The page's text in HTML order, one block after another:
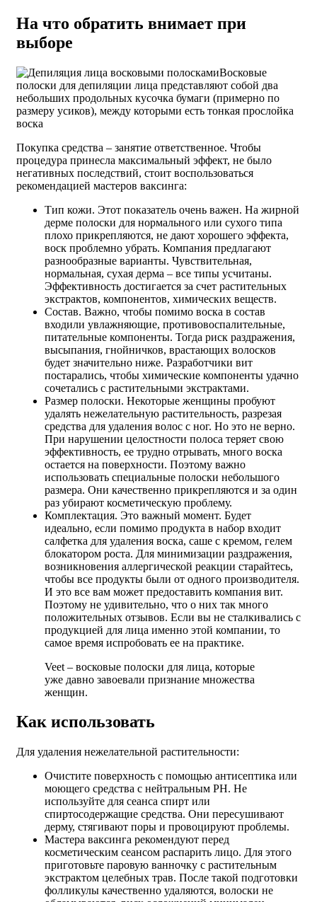
На что обратить внимает при
выборе
Восковые
полоски для депиляции лица представляют собой два
небольших продольных кусочка бумаги (примерно по
размеру усиков), между которыми есть тонкая прослойка
воска
Покупка средства – занятие ответственное. Чтобы
процедура принесла максимальный эффект, не было
негативных последствий, стоит воспользоваться
рекомендацией мастеров ваксинга:
Тип кожи. Этот показатель очень важен. На жирной
дерме полоски для нормального или сухого типа
плохо прикрепляются, не дают хорошего эффекта,
воск проблемно убрать. Компания предлагают
разнообразные варианты. Чувствительная,
нормальная, сухая дерма – все типы усчитаны.
Эффективность достигается за счет растительных
экстрактов, компонентов, химических веществ.
Состав. Важно, чтобы помимо воска в состав
входили увлажняющие, противовоспалительные,
питательные компоненты. Тогда риск раздражения,
высыпания, гнойничков, врастающих волосков
будет значительно ниже. Разработчики вит
постарались, чтобы химические компоненты удачно
сочетались с растительными экстрактами.
Размер полоски. Некоторые женщины пробуют
удалять нежелательную растительность, разрезая
средства для удаления волос с ног. Но это не верно.
При нарушении целостности полоса теряет свою
эффективность, ее трудно отрывать, много воска
остается на поверхности. Поэтому важно
использовать специальные полоски небольшого
размера. Они качественно прикрепляются и за один
раз убирают косметическую проблему.
Комплектация. Это важный момент. Будет
идеально, если помимо продукта в набор входит
салфетка для удаления воска, саше с кремом, гелем
блокатором роста. Для минимизации раздражения,
возникновения аллергической реакции старайтесь,
чтобы все продукты были от одного производителя.
И это все вам может предоставить компания вит.
Поэтому не удивительно, что о них так много
положительных отзывов. Если вы не сталкивались с
продукцией для лица именно этой компании, то
самое время испробовать ее на практике.
Veet – восковые полоски для лица, которые
уже давно завоевали признание множества
женщин.
Как использовать
Для удаления нежелательной растительности:
Очистите поверхность с помощью антисептика или
моющего средства с нейтральным РН. Не
используйте для сеанса спирт или
спиртосодержащие средства. Они пересушивают
дерму, стягивают поры и провоцируют проблемы.
Мастера ваксинга рекомендуют перед
косметическим сеансом распарить лицо. Для этого
приготовьте паровую ванночку с растительным
экстрактом целебных трав. После такой подготовки
фолликулы качественно удаляются, волоски не